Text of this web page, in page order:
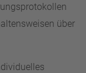
über